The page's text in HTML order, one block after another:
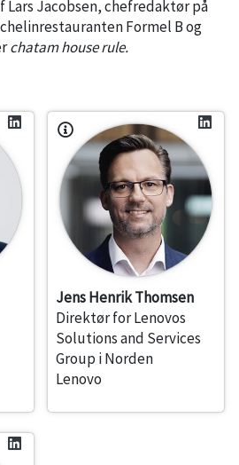
Lars Jacobsen, chefredaktør på
Formel B og
chatam house rule.
Jens Henrik Thomsen
Direktør for Lenovos
Solutions and Services
Group i Norden
Lenovo